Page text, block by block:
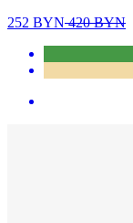
252 BYN420BYN